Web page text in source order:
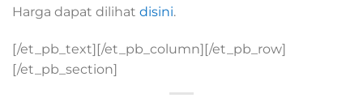
Harga dapat dilihat disini.
[/et_pb_text][/et_pb_column][/et_pb_row]
[/et_pb_section]